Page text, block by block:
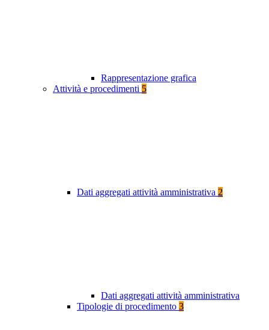
Rappresentazione grafica
Attività e procedimenti 5
Dati aggregati attività amministrativa 2
Dati aggregati attività amministrativa
Tipologie di procedimento 3